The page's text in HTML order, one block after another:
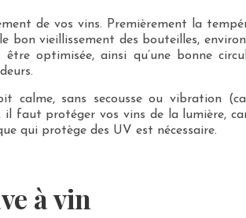
de vos vins. Premièrement la
vieillissement des bouteilles, environ
être optimisée, ainsi qu’une bonne
calme, sans secousse ou vibration
il faut protéger vos vins de la lumière,
qui protège des UV est nécessaire.
à vin